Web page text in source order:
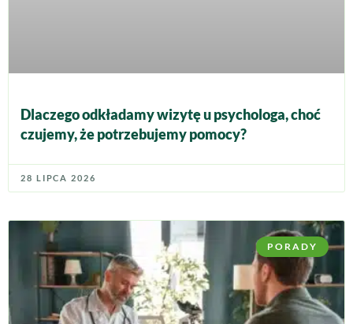
Dlaczego odkładamy wizytę u psychologa, choć
czujemy, że potrzebujemy pomocy?
28 LIPCA 2026
PORADY